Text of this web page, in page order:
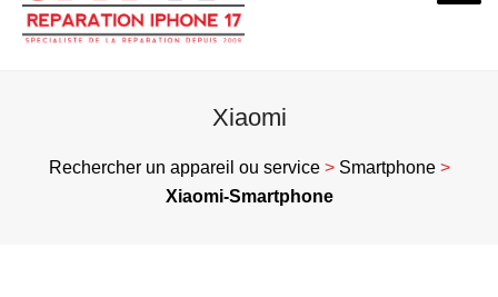
Xiaomi
Rechercher un appareil ou service> Smartphone>
Xiaomi-Smartphone